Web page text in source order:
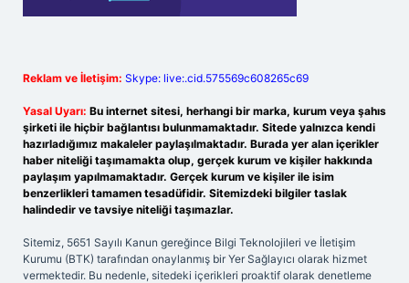
Reklam ve İletişim: Skype: live:.cid.575569c608265c69
Yasal Uyarı: Bu internet sitesi, herhangi bir marka, kurum veya şahıs
şirketi ile hiçbir bağlantısı bulunmamaktadır. Sitede yalnızca kendi
hazırladığımız makaleler paylaşılmaktadır. Burada yer alan içerikler
haber niteliği taşımamakta olup, gerçek kurum ve kişiler hakkında
paylaşım yapılmamaktadır. Gerçek kurum ve kişiler ile isim
benzerlikleri tamamen tesadüfidir. Sitemizdeki bilgiler taslak
halindedir ve tavsiye niteliği taşımazlar.
Sitemiz, 5651 Sayılı Kanun gereğince Bilgi Teknolojileri ve İletişim
Kurumu (BTK) tarafından onaylanmış bir Yer Sağlayıcı olarak hizmet
vermektedir. Bu nedenle, sitedeki içerikleri proaktif olarak denetleme